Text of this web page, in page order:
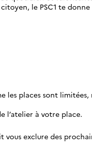
le PSC1 te
les places sont
l’atelier à votre place.
exclure des